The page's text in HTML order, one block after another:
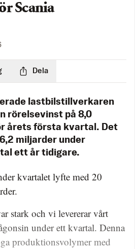
Scania
Dela
lastbilstillverkaren
rörelsevinst på 8,0
årets första kvartal. Det
miljarder under
ett år tidigare.
kvartalet lyfte med 20
stark och vi levererar vårt
under ett kvartal. Denna
produktionsvolymer med